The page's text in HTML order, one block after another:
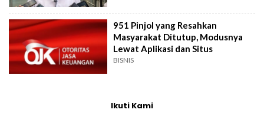
951 Pinjol yang Resahkan
Masyarakat Ditutup, Modusnya
Lewat Aplikasi dan Situs
BISNIS
Ikuti Kami